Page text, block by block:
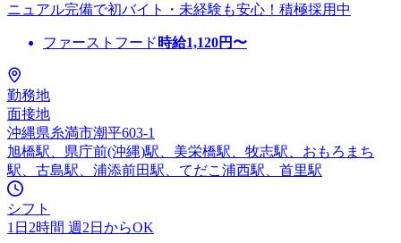
ニュアル完備で初バイト・未経験も安心！積極採用中
ファーストフード 時給1,120円〜
勤務地
面接地
沖縄県糸満市潮平603-1
旭橋駅、県庁前(沖縄)駅、美栄橋駅、牧志駅、おもろまち
駅、古島駅、浦添前田駅、てだこ浦西駅、首里駅
シフト
1日2時間 週2日からOK